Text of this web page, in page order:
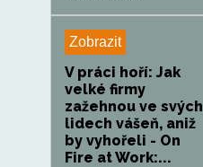
Zobrazit
V práci hoří: Jak
velké firmy
zažehnou ve svých
lidech vášeň, aniž
by vyhořeli - On
Fire at Work:...